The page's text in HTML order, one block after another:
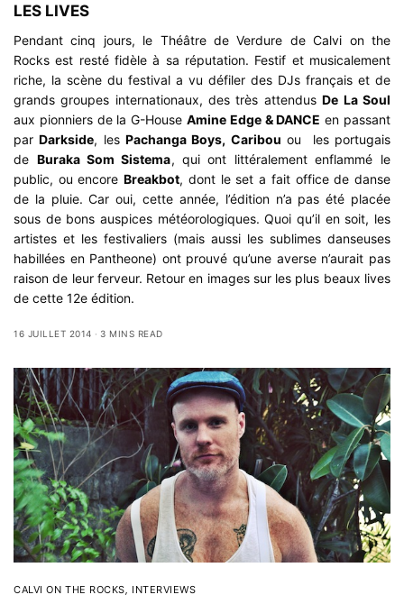
LES LIVES
Pendant cinq jours, le Théâtre de Verdure de Calvi on the
Rocks est resté fidèle à sa réputation. Festif et musicalement
riche, la scène du festival a vu défiler des DJs français et de
grands groupes internationaux, des très attendusDe La Soul
aux pionniers de la G-House Amine Edge & DANCE en passant
parDarkside, lesPachanga Boys, Caribou ou les portugais
de Buraka Som Sistema, qui ont littéralement enflammé le
public, ou encoreBreakbot, dont le set a fait office de danse
de la pluie. Car oui, cette année, l’édition n’a pas été placée
sous de bons auspices météorologiques. Quoi qu’il en soit, les
artistes et les festivaliers (mais aussi les sublimes danseuses
habillées en Pantheone) ont prouvé qu’une averse n’aurait pas
raison de leur ferveur. Retour en images sur les plus beaux lives
de cette 12e édition.
16 JUILLET 2014 3 MINS READ
CALVI ON THE ROCKS, INTERVIEWS